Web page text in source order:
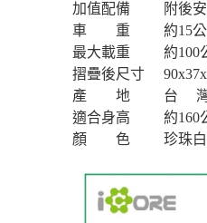
加值配備
附後
車 重
約15
最大載重
約100
摺疊後尺寸
產 地
台
適合身高
約160
顏 色
珍珠